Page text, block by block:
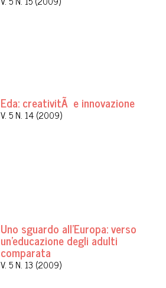
Eda: creativitÃ e innovazione
V. 5 N. 14 (2009)
Uno sguardo all'Europa: verso
un'educazione degli adulti
comparata
V. 5 N. 13 (2009)